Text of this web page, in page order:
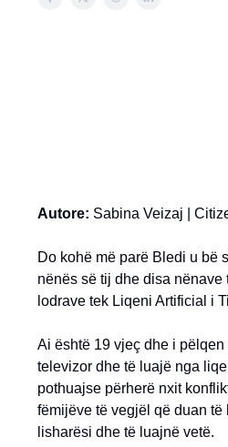
Autore: Sabina Veizaj |
Do kohë më parë Bledi u bë
nënës së tij dhe disa nënave
lodrave tek Liqeni Artificial i
Ai është 19 vjeç dhe i
televizor dhe të luajë nga
pothuajse përherë nxit
fëmijëve të vegjël që duan
lisharësi dhe të luajnë vetë.